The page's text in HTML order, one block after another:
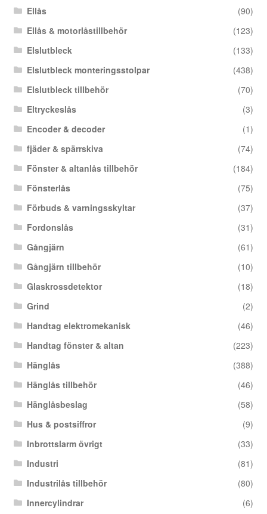
Ellås
(90)
Ellås & motorlåstillbehör
(123)
Elslutbleck
(133)
Elslutbleck monteringsstolpar
(438)
Elslutbleck tillbehör
(70)
Eltryckeslås
(3)
Encoder & decoder
(1)
fjäder & spärrskiva
(74)
Fönster & altanlås tillbehör
(184)
Fönsterlås
(75)
Förbuds & varningsskyltar
(37)
Fordonslås
(31)
Gångjärn
(61)
Gångjärn tillbehör
(10)
Glaskrossdetektor
(18)
Grind
(2)
Handtag elektromekanisk
(46)
Handtag fönster & altan
(223)
Hänglås
(388)
Hänglås tillbehör
(46)
Hänglåsbeslag
(58)
Hus & postsiffror
(9)
Inbrottslarm övrigt
(33)
Industri
(81)
Industrilås tillbehör
(80)
Innercylindrar
(6)